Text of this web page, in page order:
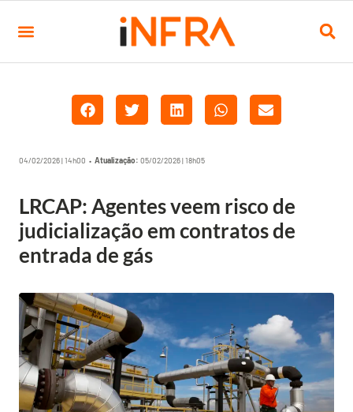
04/02/2026 | 14h00 • Atualização: 05/02/2026 | 18h05
LRCAP: Agentes veem risco de
judicialização em contratos de
entrada de gás